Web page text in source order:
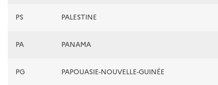
PS PALESTINE
PA PANAMA
PG PAPOUASIE-NOUVELLE-GUINÉE